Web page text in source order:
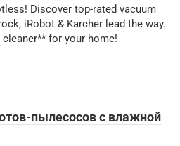
Discover top-rated vacuum
iRobot & Karcher lead the way.
for your home!
пылесосов с влажной